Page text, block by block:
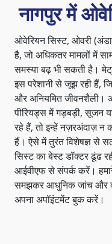
नागपुर में
ओवेरियन सिस्ट, ओवरी
है, जो अधिकतर मामलों में
समस्या बढ़ भी सकती है।
इस परेशानी से जूझ रही हैं,
और अनियमित जीवनशैली।
पीरियड्स में गड़बड़ी, सूजन
रहे हैं, तो इन्हें नज़रअंदाज़
हैं। ऐसे में तुरंत विशेषज्ञ से
सिस्ट का बेस्ट डॉक्टर ढूंढ
आईवीएफ से संपर्क करें।
समझकर आधुनिक जांच और
अपना अपॉइंटमेंट बुक करें।